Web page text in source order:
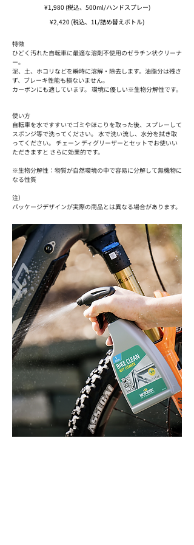
¥1,980 (税込、500ml/ハンドスプレー)
¥2,420 (税込、1L/詰め替えボトル)
特徴
ひどく汚れた自転車に最適な溶剤不使用のゼラチン状クリーナ
ー。
泥、土、ホコリなどを瞬時に溶解・除去します。油脂分は残さ
ず、ブレーキ性能も損ないません。
カーボンにも適しています。 環境に優しい※生物分解性です。
使い方
自転車を水ですすいでゴミやほこりを取った後、スプレーして
スポンジ等で洗ってください。 水で洗い流し、水分を拭き取
ってください。 チェーン ディグリーザーとセットでお使いい
ただきますと さらに効果的です。
※生物分解性：物質が自然環境の中で容易に分解して無機物に
なる性質
注）
パッケージデザインが実際の商品とは異なる場合があります。